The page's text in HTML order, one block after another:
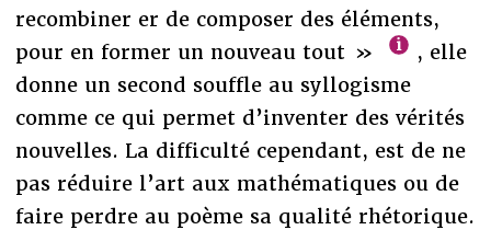
recombiner er de composer des éléments,
pour en former un nouveau tout »
, elle
donne un second souffle au syllogisme
comme ce qui permet d’inventer des vérités
nouvelles. La difficulté cependant, est de ne
pas réduire l’art aux mathématiques ou de
faire perdre au poème sa qualité rhétorique.